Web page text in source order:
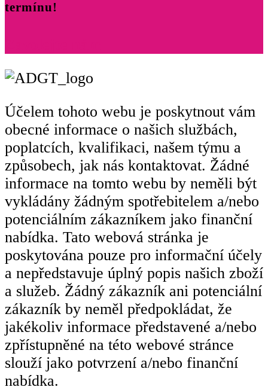
termínu!
Účelem tohoto webu je poskytnout vám
obecné informace o našich službách,
poplatcích, kvalifikaci, našem týmu a
způsobech, jak nás kontaktovat. Žádné
informace na tomto webu by neměli být
vykládány žádným spotřebitelem a/nebo
potenciálním zákazníkem jako finanční
nabídka. Tato webová stránka je
poskytována pouze pro informační účely
a nepředstavuje úplný popis našich zboží
a služeb. Žádný zákazník ani potenciální
zákazník by neměl předpokládat, že
jakékoliv informace představené a/nebo
zpřístupněné na této webové stránce
slouží jako potvrzení a/nebo finanční
nabídka.